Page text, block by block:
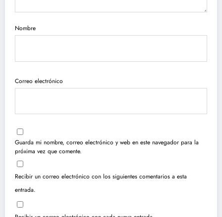
Nombre
Correo electrónico
Guarda mi nombre, correo electrónico y web en este navegador para la
próxima vez que comente.
Recibir un correo electrónico con los siguientes comentarios a esta
entrada.